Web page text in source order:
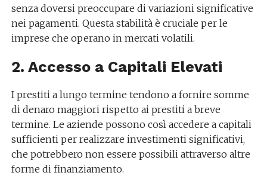
senza doversi preoccupare di variazioni significative
nei pagamenti. Questa stabilità è cruciale per le
imprese che operano in mercati volatili.
2. Accesso a Capitali Elevati
I prestiti a lungo termine tendono a fornire somme
di denaro maggiori rispetto ai prestiti a breve
termine. Le aziende possono così accedere a capitali
sufficienti per realizzare investimenti significativi,
che potrebbero non essere possibili attraverso altre
forme di finanziamento.